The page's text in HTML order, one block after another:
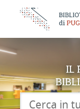
IL
Cerca su